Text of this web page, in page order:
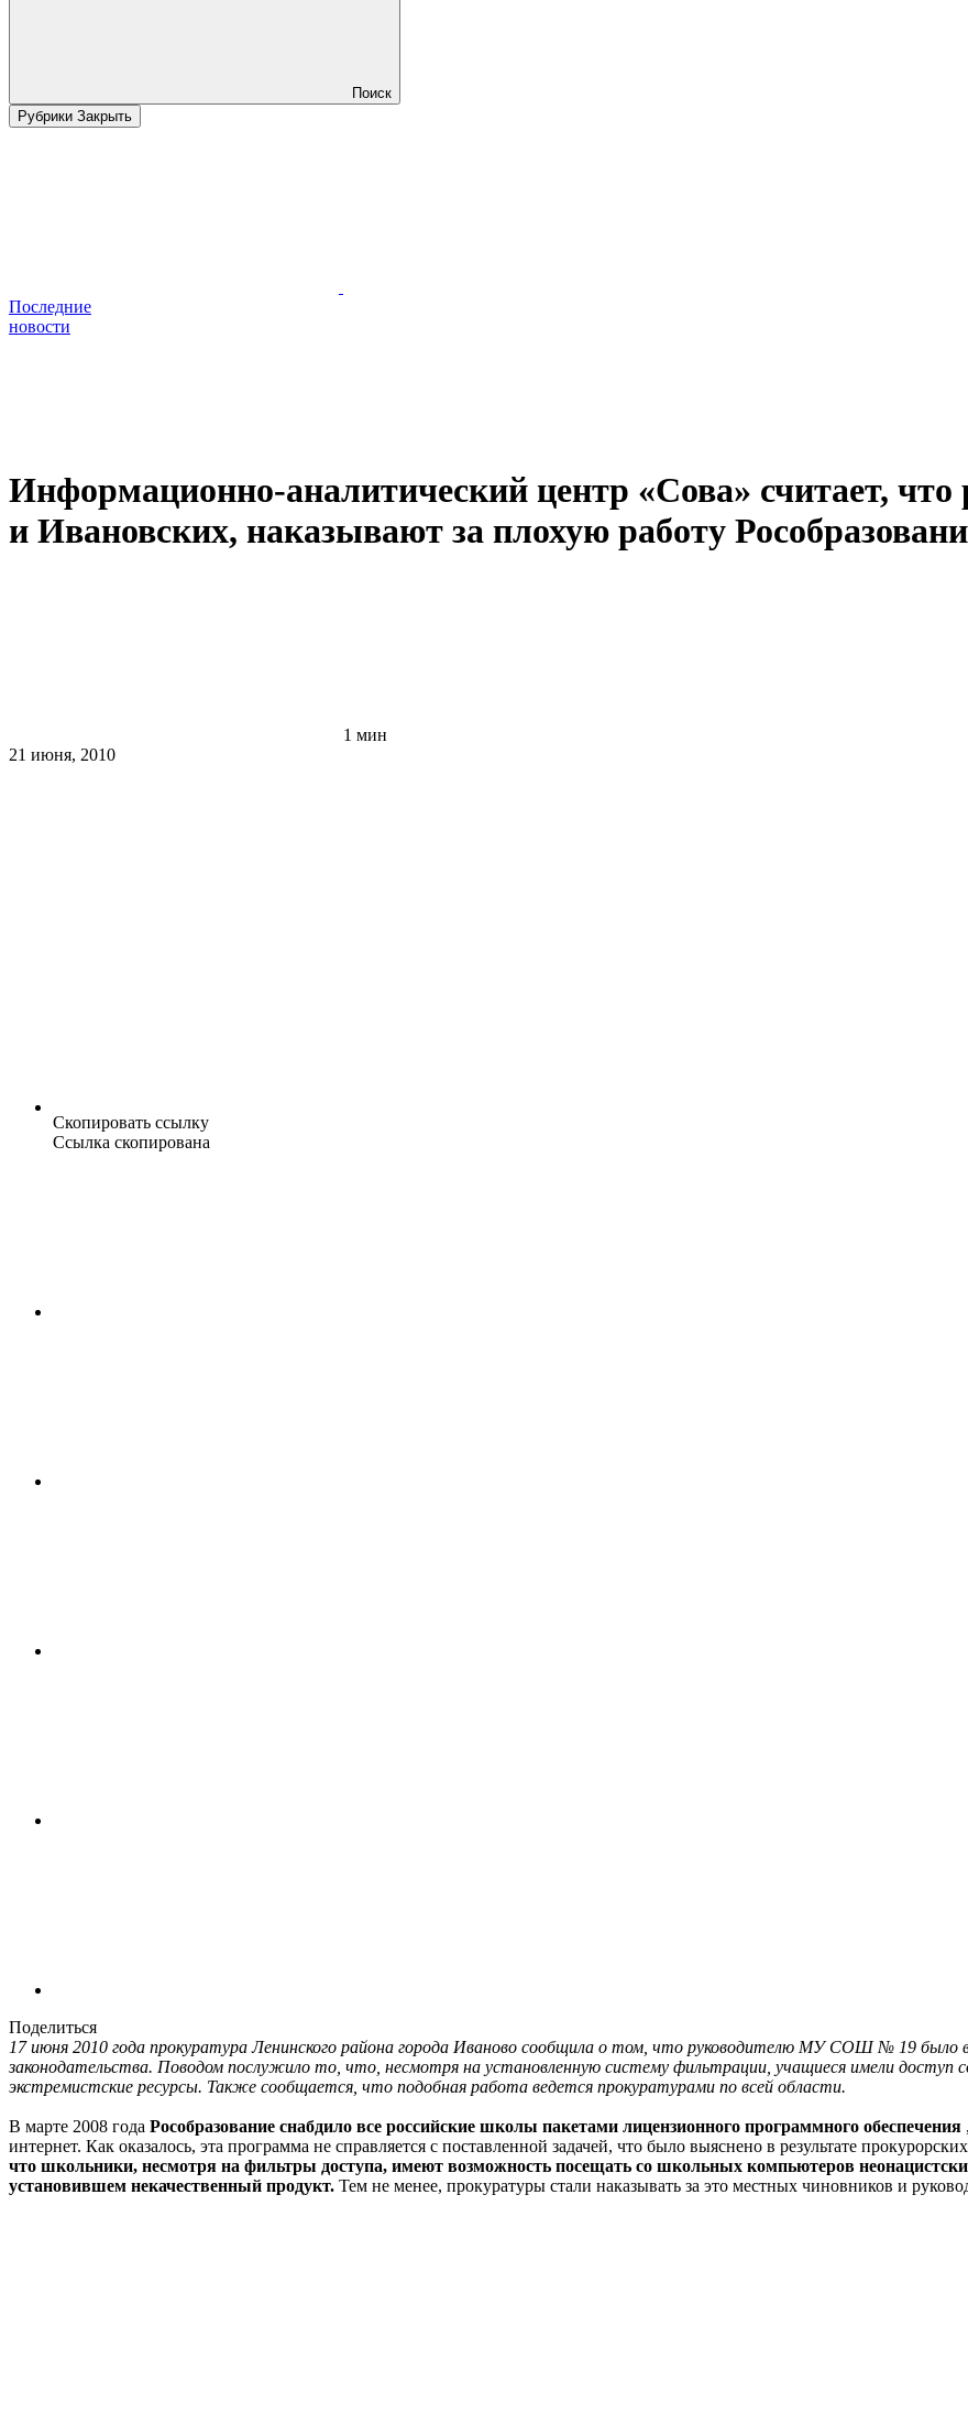
Поиск
Рубрики Закрыть
Последние
новости
Информационно-аналитический центр «Сова» считает,
и Ивановских, наказывают за плохую работу
1 мин
21 июня, 2010
Скопировать ссылку
Ссылка скопирована
Поделиться
17 июня 2010 года прокуратура Ленинского района города Иваново сообщила о том, что руководителю МУ СОШ № 19 было
законодательства. Поводом послужило то, что, несмотря на установленную систему фильтрации, учащиеся имели доступ
экстремистские ресурсы. Также сообщается, что подобная работа ведется прокуратурами по всей области.
В марте 2008 года Рособразование снабдило все российские школы пакетами лицензионного программного обеспечения
интернет. Как оказалось, эта программа не справляется с поставленной задачей, что было выяснено в результате
что школьники, несмотря на фильтры доступа, имеют возможность посещать со школьных компьютеров
установившем некачественный продукт. Тем не менее, прокуратуры стали наказывать за это местных чиновников и